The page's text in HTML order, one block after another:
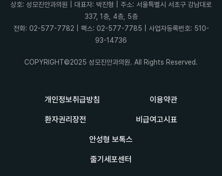
개인정보취급방침 이용약관
환자권리장전 비급여고시표
안성형 보톡스
줄기세포센터
상호: 성모진안과의원 | 대표자: 박진형 | 주소: 서울특별시 서초구 강남대로
337, 1층, 4층, 5층
전화: 02-577-7782 | 팩스: 02-577-7785 | 사업자등록번호: 510-
93-14736
COPYRIGHT©2025 성모진안과의원. All Rights Reserved.